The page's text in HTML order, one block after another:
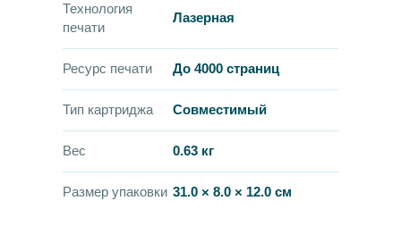
Технология
печати
Лазерная
Ресурс печати До 4000 страниц
Тип картриджа Совместимый
Вес 0.63 кг
Размер упаковки 31.0 × 8.0 × 12.0 см